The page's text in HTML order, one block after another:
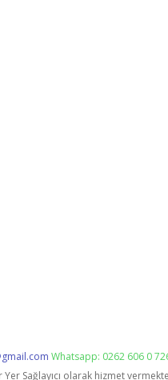
Whatsapp: 0262 606 0
Yer Sağlayıcı olarak hizmet